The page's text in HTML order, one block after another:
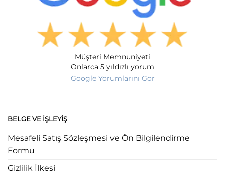
Müşteri Memnuniyeti
Onlarca 5 yıldızlı yorum
Google Yorumlarını Gör
BELGE VE İŞLEYIŞ
Mesafeli Satış Sözleşmesi ve Ön Bilgilendirme
Formu
Gizlilik İlkesi